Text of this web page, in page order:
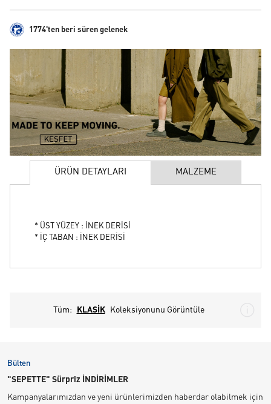
1774'ten beri süren gelenek
ÜRÜN DETAYLARI MALZEME
* ÜST YÜZEY : İNEK DERİSİ
* İÇ TABAN : İNEK DERİSİ
Tüm: KLASİK Koleksiyonunu Görüntüle
Bülten
"SEPETTE" Sürpriz İNDİRİMLER
Kampanyalarımızdan ve yeni ürünlerimizden haberdar olabilmek için